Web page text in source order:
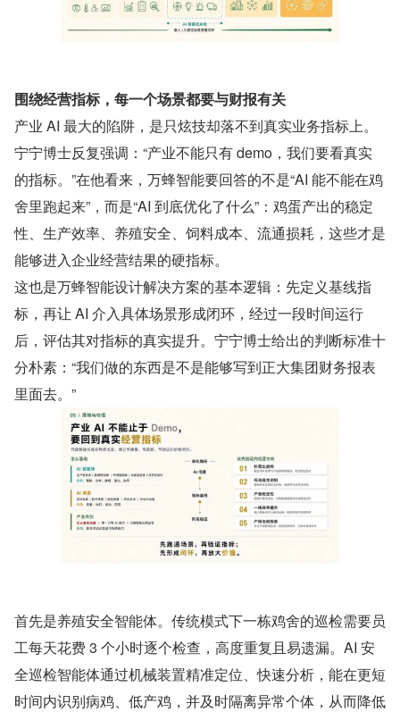
围绕经营指标，每一个场景都要与财报有关
产业 AI 最大的陷阱，是只炫技却落不到真实业务指标上。
宁宁博士反复强调：“产业不能只有 demo，我们要看真实
的指标。”在他看来，万蜂智能要回答的不是“AI 能不能在鸡
舍里跑起来”，而是“AI 到底优化了什么”：鸡蛋产出的稳定
性、生产效率、养殖安全、饲料成本、流通损耗，这些才是
能够进入企业经营结果的硬指标。
这也是万蜂智能设计解决方案的基本逻辑：先定义基线指
标，再让 AI 介入具体场景形成闭环，经过一段时间运行
后，评估其对指标的真实提升。宁宁博士给出的判断标准十
分朴素：“我们做的东西是不是能够写到正大集团财务报表
里面去。”
首先是养殖安全智能体。传统模式下一栋鸡舍的巡检需要员
工每天花费 3 个小时逐个检查，高度重复且易遗漏。AI 安
全巡检智能体通过机械装置精准定位、快速分析，能在更短
时间内识别病鸡、低产鸡，并及时隔离异常个体，从而降低